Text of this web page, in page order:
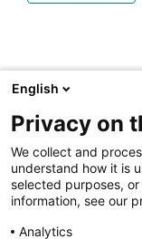
Brütsch/Rüegger Tools
Edisonstraße 7-11
68309 Mannheim
Tel. +49 621 720 06-0
Fax +49 621 720 06-79
English
Privacy on
We collect and
understand how it is
selected purposes,
information, see our
Analytics